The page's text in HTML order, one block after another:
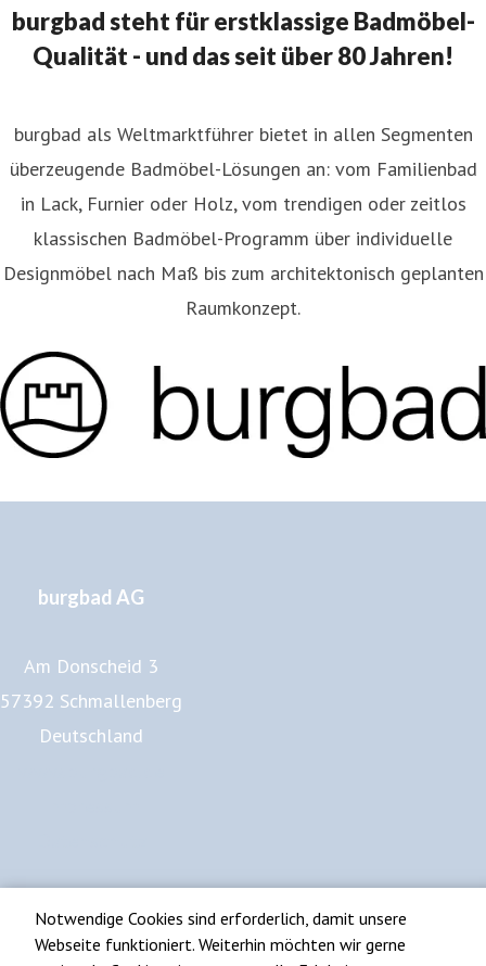
Notwendige Cookies sind erforderlich, damit unsere
Webseite funktioniert. Weiterhin möchten wir gerne
burgbad steht für erstklassige Badmöbel-
Qualität - und das seit über 80 Jahren!
burgbad als Weltmarktführer bietet in allen Segmenten
überzeugende Badmöbel-Lösungen an: vom Familienbad
in Lack, Furnier oder Holz, vom trendigen oder zeitlos
klassischen Badmöbel-Programm über individuelle
Designmöbel nach Maß bis zum architektonisch geplanten
Raumkonzept.
burgbad AG
Am Donscheid 3
57392 Schmallenberg
Deutschland